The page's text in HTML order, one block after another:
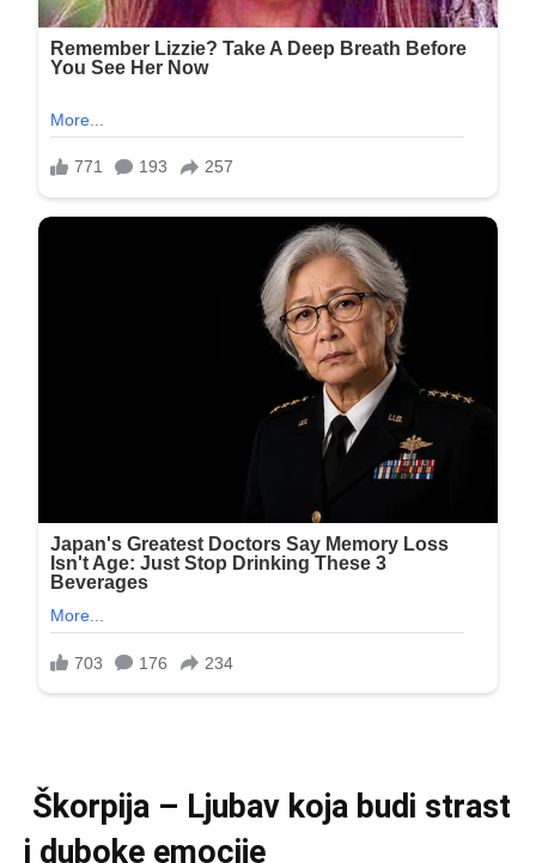
Škorpija – Ljubav koja budi strast
i duboke emocije